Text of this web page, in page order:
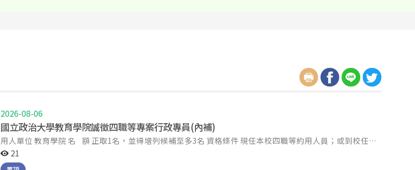
2026-08-06
國立政治大學教育學院誠徵四職等專案行政專員(內補)
用人單位 教育學院 名 額 正取1名，並得增列候補至多3名 資格條件 現任本校四職等約用人員；或到校任職
滿1年以上之三職等約用人員；或到校任職滿2年以上二職等約用人員具備與出缺職位相當之工作經歷，且
服務成績優良並有證明文件。 主動積極，具服務熱忱、責任感，善於溝通協調及配合度佳者。 熟悉電腦文
21